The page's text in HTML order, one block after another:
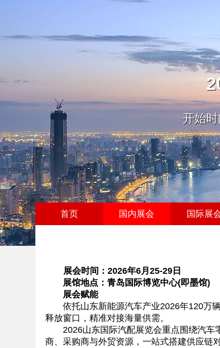
开始
首页 国内展会 国际展
展会时间：2026年6月25-29日
展馆地点：青岛国际博览中心(即墨馆)
展会赋能
依托山东新能源汽车产业2026年120万辆
释放窗口，精准对接海量供需。
2026山东国际汽配展览会重点围绕汽车
商、采购商与外贸资源，一站式搭建供应链